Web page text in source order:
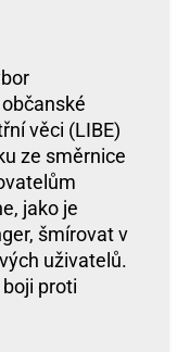
věci (LIBE)
ze směrnice
jako je
šmírovat v
uživatelů.
proti